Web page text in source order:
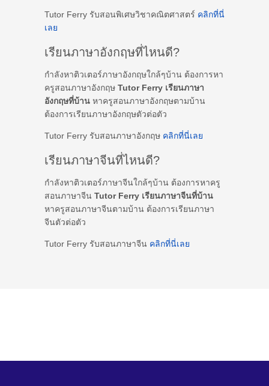
Tutor Ferry รับสอนพิเศษวิชาคณิตศาสตร์ คลิกที่นี่
เลย
เรียนภาษาอังกฤษที่ไหนดี?
กำลังหาติวเตอร์ภาษาอังกฤษใกล้ๆบ้าน ต้องการหา
ครูสอนภาษาอังกฤษ Tutor Ferry เรียนภาษา
อังกฤษที่บ้าน หาครูสอนภาษาอังกฤษตามบ้าน
ต้องการเรียนภาษาอังกฤษตัวต่อตัว
Tutor Ferry รับสอนภาษาอังกฤษ คลิกที่นี่เลย
เรียนภาษาจีนที่ไหนดี?
กำลังหาติวเตอร์ภาษาจีนใกล้ๆบ้าน ต้องการหาครู
สอนภาษาจีน Tutor Ferry เรียนภาษาจีนที่บ้าน
หาครูสอนภาษาจีนตามบ้าน ต้องการเรียนภาษา
จีนตัวต่อตัว
Tutor Ferry รับสอนภาษาจีน คลิกที่นี่เลย